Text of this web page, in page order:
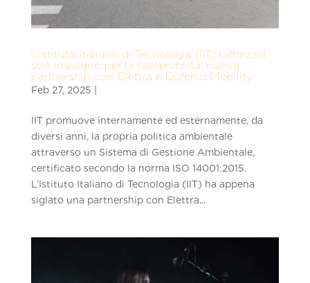
L’Istituto Italiano di Tecnologia (IIT) rafforza il
suo impegno per la sostenibilità: nuova
partnership con Elettra e Duferco Mobility
IIT promuove internamente ed esternamente, da
diversi anni, la propria politica ambientale
attraverso un Sistema di Gestione Ambientale,
certificato secondo la norma ISO 14001:2015.
L’Istituto Italiano di Tecnologia (IIT) ha appena
siglato una partnership con Elettra...